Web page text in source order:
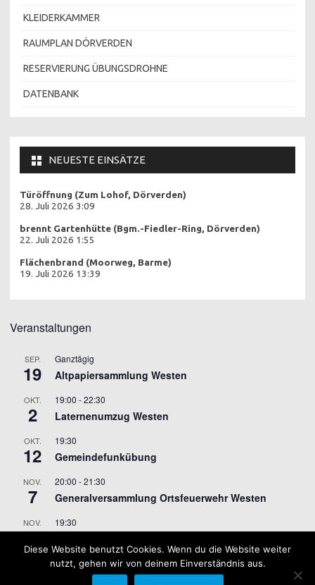
KLEIDERKAMMER
RAUMPLAN DÖRVERDEN
RESERVIERUNG ÜBUNGSDROHNE
DATENBANK
NEUESTE EINSÄTZE
Türöffnung (Zum Lohof, Dörverden)
28. Juli 2026 3:09
brennt Gartenhütte (Bgm.-Fiedler-Ring, Dörverden)
22. Juli 2026 1:55
Flächenbrand (Moorweg, Barme)
19. Juli 2026 13:39
Veranstaltungen
SEP.
19
Ganztägig
Altpapiersammlung Westen
OKT.
2
19:00 -22:30
Laternenumzug Westen
OKT.
12
19:30
Gemeindefunkübung
NOV.
7
20:00 -21:30
Generalversammlung Ortsfeuerwehr Westen
NOV.
9
19:30
Kalender anzeigen
Diese Website benutzt Cookies. Wenn du die Website weiter
nutzt, gehen wir von deinem Einverständnis aus.